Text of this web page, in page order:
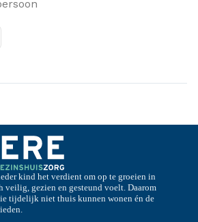
kind het verdient om op te groeien in
veilig, gezien en gesteund voelt. Daarom
tijdelijk niet thuis kunnen wonen én de